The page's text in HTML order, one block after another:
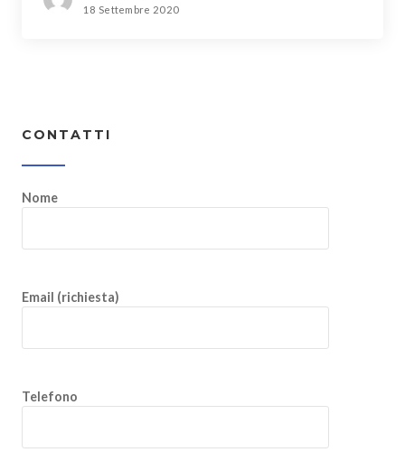
18 Settembre 2020
CONTATTI
Nome
Email (richiesta)
Telefono